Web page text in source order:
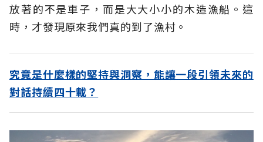
放著的不是車子，而是大大小小的木造漁船。這
時，才發現原來我們真的到了漁村。
究竟是什麼樣的堅持與洞察，能讓一段引領未來的
對話持續四十載？